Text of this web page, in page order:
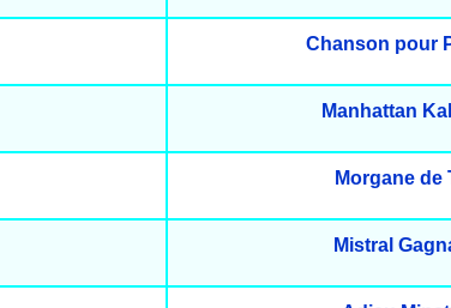
Chanson pour
Manhattan
Morgane de
Mistral